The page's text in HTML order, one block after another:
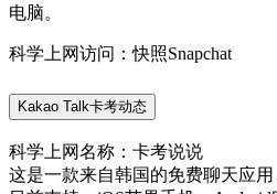
电脑。
科学上网访问：快照Snapchat
Kakao Talk卡考动态
科学上网名称：卡考说说
这是一款来自韩国的免费聊天应用